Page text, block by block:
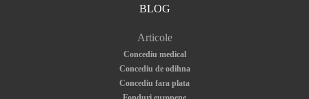
BLOG
Articole
Concediu medical
Concediu de odihna
Concediu fara plata